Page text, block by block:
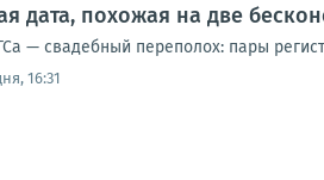
дата, похожая на две
— свадебный переполох: пары
16:31